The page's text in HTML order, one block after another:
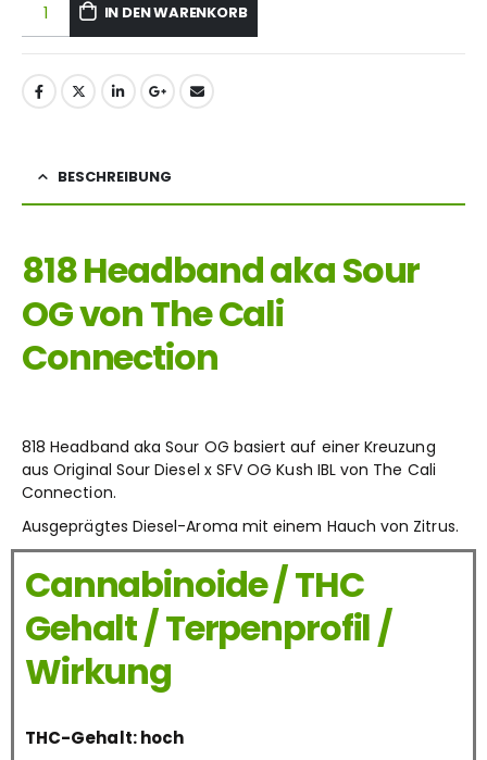
IN DEN WARENKORB
BESCHREIBUNG
818 Headband aka Sour
OG von The Cali
Connection
818 Headband aka Sour OG basiert auf einer Kreuzung
aus Original Sour Diesel x SFV OG Kush IBL von The Cali
Connection.
Ausgeprägtes Diesel-Aroma mit einem Hauch von Zitrus.
Cannabinoide / THC
Gehalt / Terpenprofil /
Wirkung
THC-Gehalt: hoch